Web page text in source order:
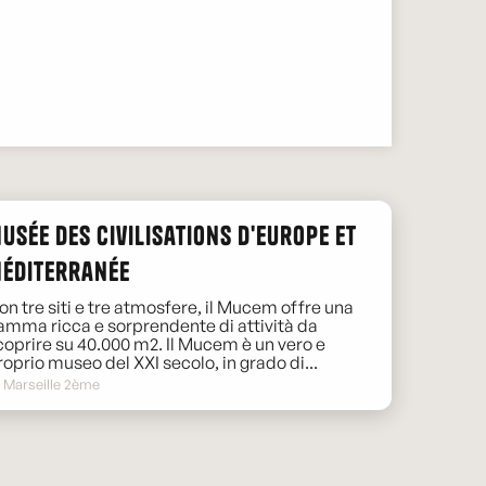
des Civilisations d'Europe et
tre siti e tre atmosfere, il Mucem offre una
ricca e sorprendente di attività da
su 40.000 m2. Il Mucem è un vero e
museo del XXI secolo, in grado di...
Marseille 2ème